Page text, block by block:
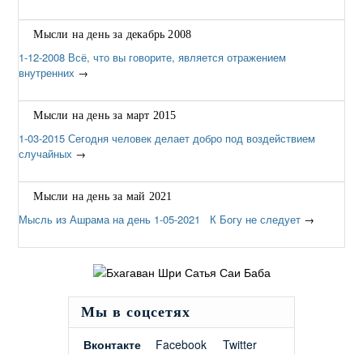
Мысли на день за декабрь 2008
1-12-2008 Всё, что вы говорите, является отражением
внутренних →
Мысли на день за март 2015
1-03-2015 Сегодня человек делает добро под воздействием
случайных →
Мысли на день за май 2021
Мысль из Ашрама на день 1-05-2021 К Богу не следует →
Мы в соцсетях
Вконтакте
Facebook Twitter